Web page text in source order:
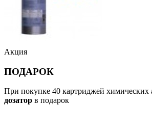
Акция
ПОДАРОК
При покупке 40 картриджей химических
дозатор в подарок